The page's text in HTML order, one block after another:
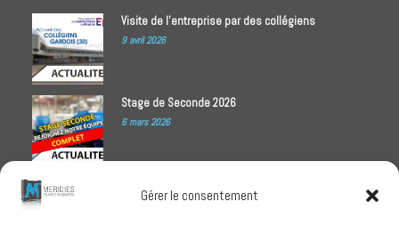
Gérer le consentement
Visite de l’entreprise par des collégiens
9 avril 2026
Stage de Seconde 2026
6 mars 2026
1 octobre 2025